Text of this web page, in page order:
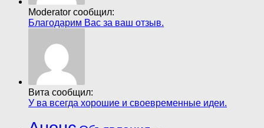
Moderator сообщил:
Благодарим Вас за ваш отзыв.
Вита сообщил:
У ва всегда хорошие и своевременные идеи.